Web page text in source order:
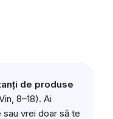
de produse
8–18). Ai
vrei doar să te